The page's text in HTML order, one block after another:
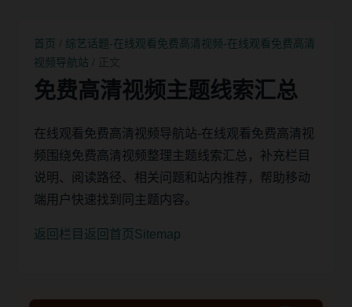
首页
综艺话题-在线观看免费高清视频-在线观看免费高清
视频导航站
免费高清视频主题线索汇总
在线观看免费高清视频导航站-在线观看免费高清视
频围绕免费高清视频整理主题线索汇总，补充栏目
说明、阅读路径、相关问题和站内推荐，帮助移动
端用户快速找到同主题内容。
返回栏目 返回首页 Sitemap